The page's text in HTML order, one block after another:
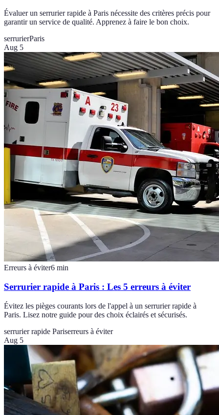
Évaluer un serrurier rapide à Paris nécessite des critères précis pour
garantir un service de qualité. Apprenez à faire le bon choix.
serrurierParis
Aug 5
Erreurs à éviter6 min
Serrurier rapide à Paris : Les 5 erreurs à éviter
Évitez les pièges courants lors de l'appel à un serrurier rapide à
Paris. Lisez notre guide pour des choix éclairés et sécurisés.
serrurier rapide Pariserreurs à éviter
Aug 5